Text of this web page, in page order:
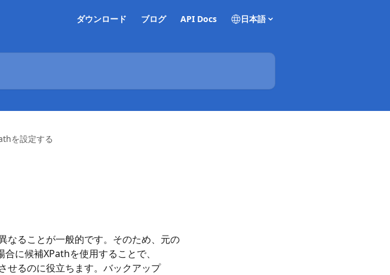
ダウンロード ブログ API Docs 日本語
を設定する
なることが一般的です。そのため、元の
に候補XPathを使用することで、
せるのに役立ちます。バックアップ